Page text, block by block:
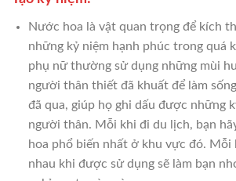
Nước hoa là vật quan trọng để kích
những kỷ niệm hạnh phúc trong quá
phụ nữ thường sử dụng những mùi
người thân thiết đã khuất để làm
đã qua, giúp họ ghi dấu được những
người thân. Mỗi khi đi du lịch, bạn
hoa phổ biến nhất ở khu vực đó. Mỗi
nhau khi được sử dụng sẽ làm bạn